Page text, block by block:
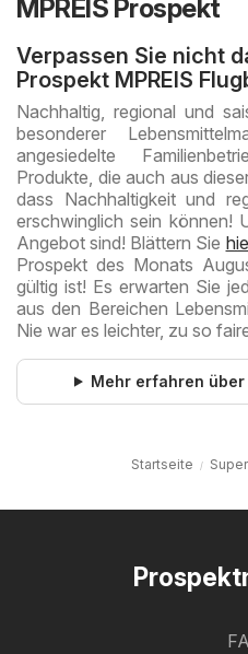
MPREIS Prospekt
Verpassen Sie nicht
Prospekt MPREIS
Nachhaltig, regional und
besonderer
angesiedelte
Produkte, die auch aus
dass Nachhaltigkeit und
erschwinglich sein können!
Angebot sind! Blättern Sie
Prospekt des Monats
gültig ist! Es erwarten Sie
aus den Bereichen
Nie war es leichter, zu so
Mehr erfahren über
Startseite